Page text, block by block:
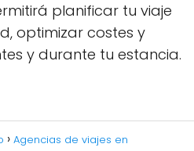
planificar tu viaje
optimizar costes y
y durante tu estancia.
Agencias de viajes en